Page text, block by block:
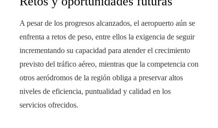
A pesar de los progresos alcanzados, el aeropuerto aún se
enfrenta a retos de peso, entre ellos la exigencia de seguir
incrementando su capacidad para atender el crecimiento
previsto del tráfico aéreo, mientras que la competencia con
otros aeródromos de la región obliga a preservar altos
niveles de eficiencia, puntualidad y calidad en los
servicios ofrecidos.